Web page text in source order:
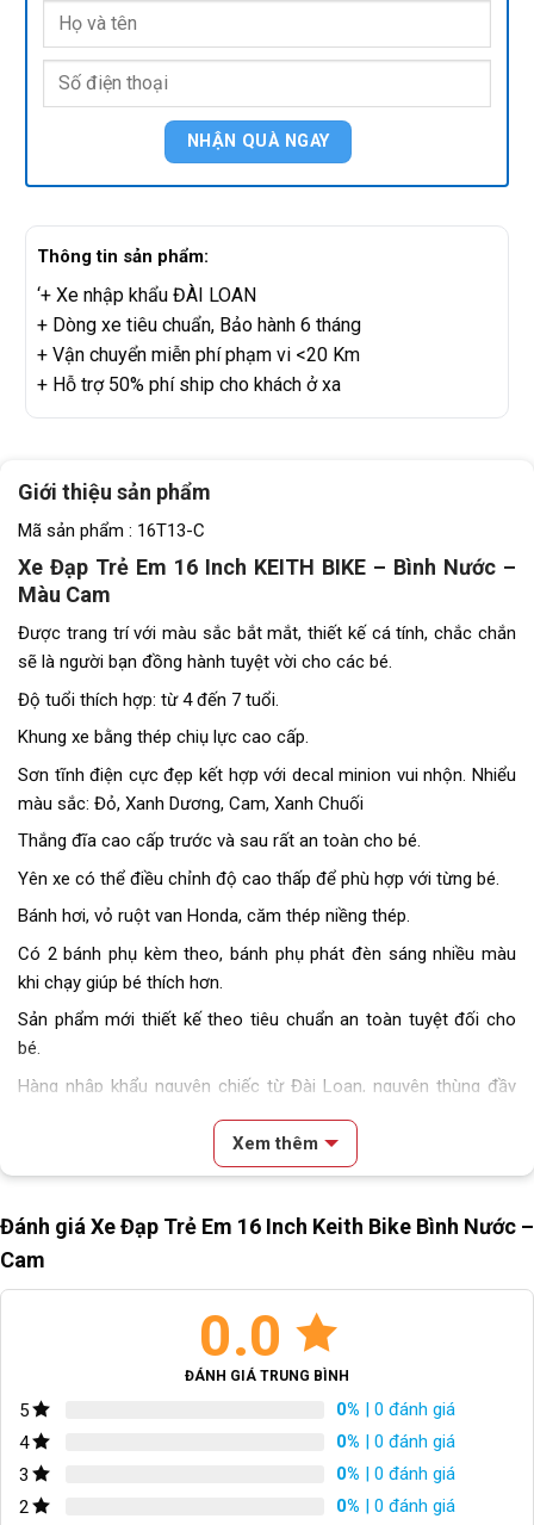
Thông tin sản phẩm:
‘+ Xe nhập khẩu ĐÀI LOAN
+ Dòng xe tiêu chuẩn, Bảo hành 6 tháng
+ Vận chuyển miễn phí phạm vi <20 Km
+ Hỗ trợ 50% phí ship cho khách ở xa
Giới thiệu sản phẩm
Mã sản phẩm : 16T13-C
Xe Đạp Trẻ Em 16 Inch KEITH BIKE – Bình Nước –
Màu Cam
Được trang trí với màu sắc bắt mắt, thiết kế cá tính, chắc chắn
sẽ là người bạn đồng hành tuyệt vời cho các bé.
Độ tuổi thích hợp: từ 4 đến 7 tuổi.
Khung xe bằng thép chiụ lực cao cấp.
Sơn tĩnh điện cực đẹp kết hợp với decal minion vui nhộn. Nhiểu
màu sắc: Đỏ, Xanh Dương, Cam, Xanh Chuối
Thắng đĩa cao cấp trước và sau rất an toàn cho bé.
Yên xe có thể điều chỉnh độ cao thấp để phù hợp với từng bé.
Bánh hơi, vỏ ruột van Honda, căm thép niềng thép.
Có 2 bánh phụ kèm theo, bánh phụ phát đèn sáng nhiều màu
khi chạy giúp bé thích hơn.
Sản phẩm mới thiết kế theo tiêu chuẩn an toàn tuyệt đối cho
bé.
Hàng nhập khẩu nguyên chiếc từ Đài Loan, nguyên thùng đầy
đủ phụ kiện kèm theo xe, có hoá đơn chứng từ nhập khẩu rõ
Block"hinh-anh-dia-chi-chan-trang-san-pham"not found
Xem thêm
Đánh giá Xe Đạp Trẻ Em 16 Inch Keith Bike Bình Nước –
Cam
0.0
ĐÁNH GIÁ TRUNG BÌNH
5 0% | 0 đánh giá
4
0% | 0 đánh giá
3
0% | 0 đánh giá
2
0% | 0 đánh giá